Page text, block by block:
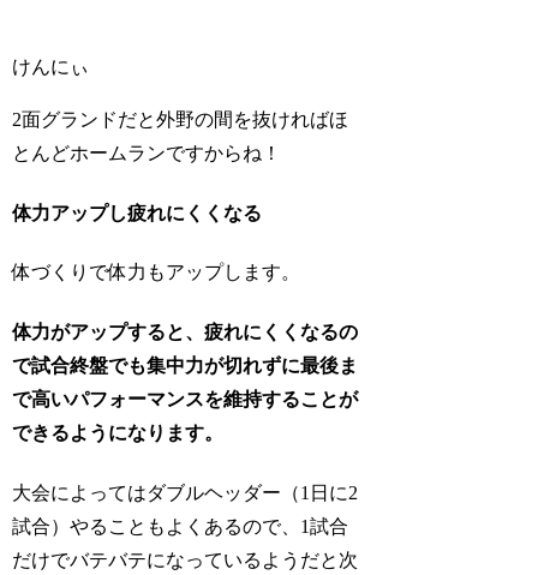
けんにぃ
2面グランドだと外野の間を抜ければほ
とんどホームランですからね！
体力アップし疲れにくくなる
体づくりで体力もアップします。
体力がアップすると、疲れにくくなるの
で試合終盤でも集中力が切れずに最後ま
で高いパフォーマンスを維持することが
できるようになります。
大会によってはダブルヘッダー（1日に2
試合）やることもよくあるので、1試合
だけでバテバテになっているようだと次